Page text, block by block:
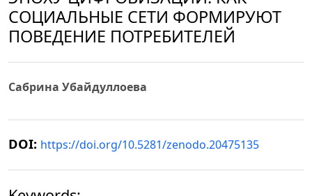
СОЦИАЛЬНЫЕ СЕТИ ФОРМИРУЮТ
ПОВЕДЕНИЕ ПОТРЕБИТЕЛЕЙ
Сабрина Убайдуллоева
DOI: https://doi.org/10.5281/zenodo.20475135